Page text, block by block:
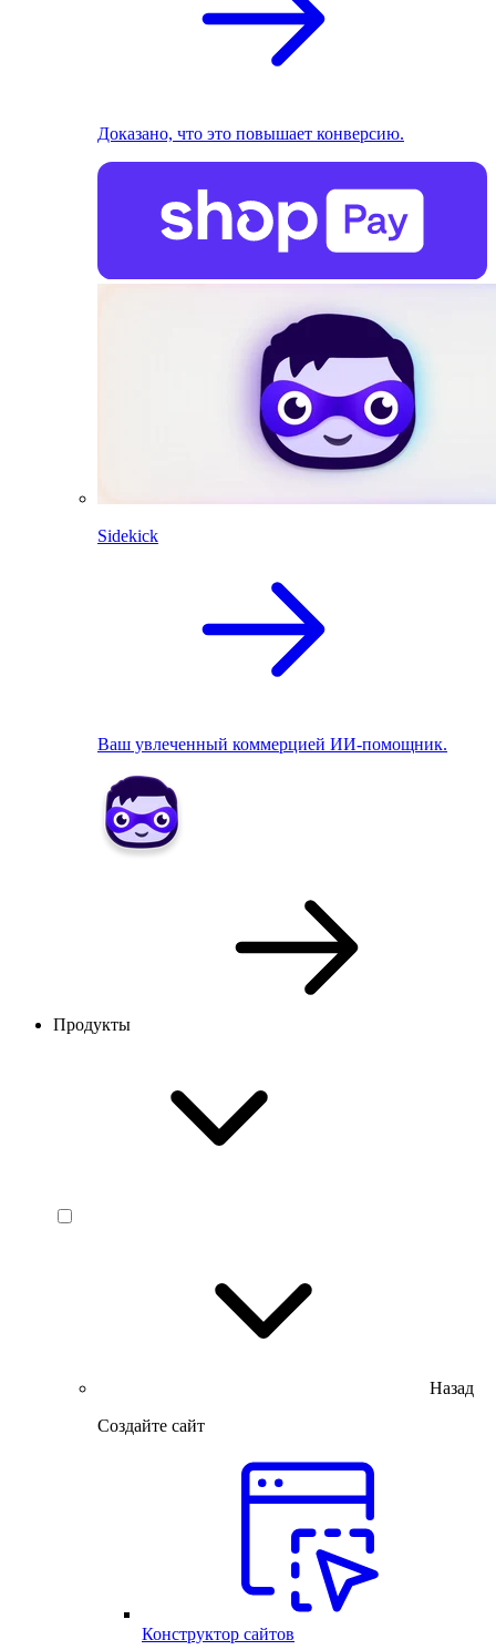
Доказано, что это повышает конверсию.
Sidekick
Ваш увлеченный коммерцией ИИ-помощник.
Продукты
Назад
Создайте сайт
Конструктор сайтов